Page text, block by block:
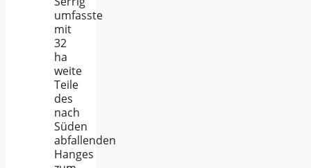
umfasste
mit
32
ha
weite
Teile
des
nach
Süden
abfallenden
Hanges